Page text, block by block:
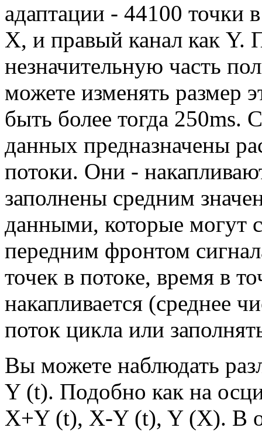
адаптации - 44100 точки
X, и правый канал как Y.
незначительную часть
можете изменять размер
быть более тогда 250ms.
данных предназначены
потоки. Они -
заполнены средним
данными, которые могут
передним фронтом
точек в потоке, время в
накапливается (среднее
поток цикла или
Вы можете наблюдать
Y (t). Подобно как на
X+Y (t), X-Y (t), Y (X). В